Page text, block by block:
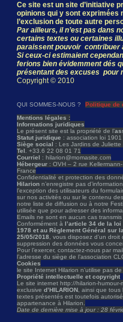
Ce site est un site d’initiative
opinions qui y sont exprimées
l’exclusion de toute autre
Par ailleurs, il n’est pas dans
certains textes ou certaines
paraissent pouvoir contribuer
Si ceux-ci estimaient
ferions bien évidemment dés
présentant des excuses pour
Copyright © 2010
QUI SOMMES-NOUS ?
Politique de
Mentions légales :
Informations juridiques
Le présent site est la propriété de l’
Statut juridique : association loi
Siège social : Les Jardins de Juliette
Tel . +33.6 22 08 01 71
Courriel : hilarion@momasite.com
Hébergeur : OVH – 2 rue
France
Confidentialité et protection des
Hilarion n’enregistre pas
l’exception des utilisateurs du
sur nos activités ou sur le contenu
notre liste de diffusion ou à notre
utilisée que pour adresser des
Emails ne sont en aucun cas transmis
Conformément à l’article 34 de la
1978 et au Règlement Général sur
25/05/2018 , vous disposez d’un
suppression des données vous
Pour l’exercer, contactez-nous par
l’adresse du siège de l’association
Cookies
le site Internet Hilarion n’utilise pas
Propriété intellectuelle et copyright
Le site internet http://hilarion-
exclusive d’HILARION , ainsi que
textes présentés est toutefois
appartenance à Hilarion.
Date de dernière mise à jour : 28